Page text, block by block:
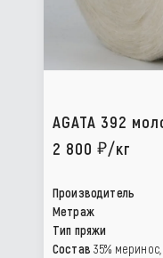
AGATA 392
2 800
/кг
Производитель
Метраж
Тип пряжи
Состав 35% меринос,